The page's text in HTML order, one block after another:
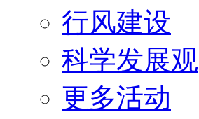
行风建设
科学发展观
更多活动